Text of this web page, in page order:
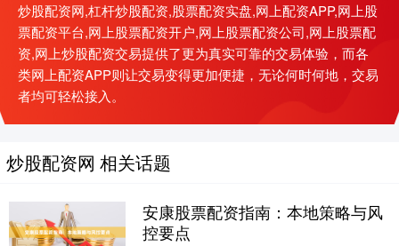
炒股配资网,杠杆炒股配资,股票配资实盘,网上配资APP,网上股
票配资平台,网上股票配资开户,网上股票配资公司,网上股票配
资,网上炒股配资交易提供了更为真实可靠的交易体验，而各
类网上配资APP则让交易变得更加便捷，无论何时何地，交易
者均可轻松接入。
炒股配资网 相关话题
安康股票配资指南：本地策略与风
控要点